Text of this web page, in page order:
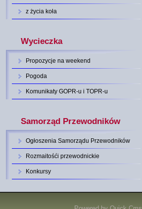
z życia koła
Wycieczka
Propozycje na weekend
Pogoda
Komunikaty GOPR-u i TOPR-u
Samorząd Przewodników
Ogłoszenia Samorządu Przewodników
Rozmaitośći przewodnickie
Konkursy